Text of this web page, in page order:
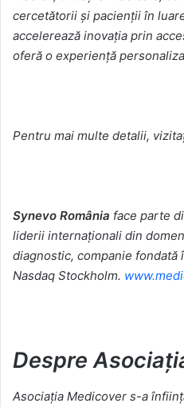
cercetătorii și pacienții în
accelerează inovația prin
oferă o experiență
Pentru mai multe detalii,
Synevo România face parte
liderii internaționali din
diagnostic, companie fondată
Nasdaq Stockholm.
Despre
Asociația Medicover s-a